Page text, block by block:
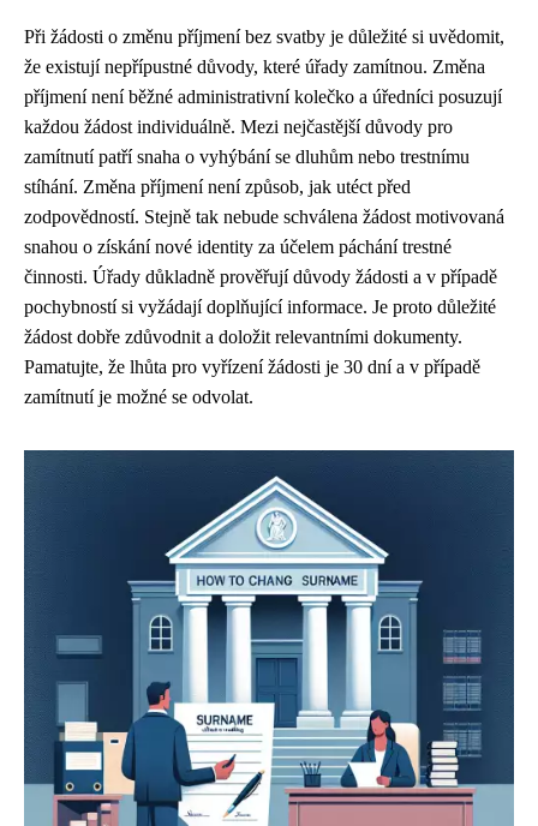
Při žádosti o změnu příjmení bez svatby je důležité si uvědomit,
že existují nepřípustné důvody, které úřady zamítnou. Změna
příjmení není běžné administrativní kolečko a úředníci posuzují
každou žádost individuálně. Mezi nejčastější důvody pro
zamítnutí patří snaha o vyhýbání se dluhům nebo trestnímu
stíhání. Změna příjmení není způsob, jak utéct před
zodpovědností. Stejně tak nebude schválena žádost motivovaná
snahou o získání nové identity za účelem páchání trestné
činnosti. Úřady důkladně prověřují důvody žádosti a v případě
pochybností si vyžádají doplňující informace. Je proto důležité
žádost dobře zdůvodnit a doložit relevantními dokumenty.
Pamatujte, že lhůta pro vyřízení žádosti je 30 dní a v případě
zamítnutí je možné se odvolat.